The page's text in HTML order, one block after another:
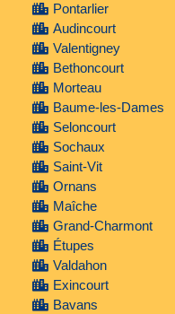
Pontarlier
Audincourt
Valentigney
Bethoncourt
Morteau
Baume-les-Dames
Seloncourt
Sochaux
Saint-Vit
Ornans
Maîche
Grand-Charmont
Étupes
Valdahon
Exincourt
Bavans